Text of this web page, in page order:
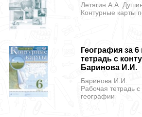
Летягин А.А.
Контурные карты
География за
тетрадь с
Баринова И.И.
Баринова И.И.
Рабочая тетрадь
географии